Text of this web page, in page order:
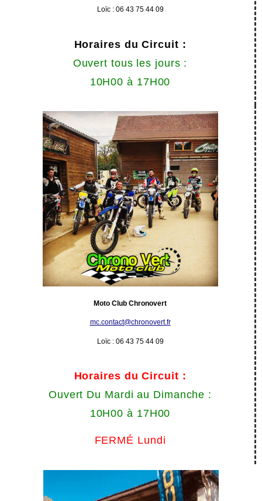
Loïc : 06 43 75 44 09
Horaires du Circuit :
Ouvert tous les jours :
10H00 à 17H00
Moto Club Chronovert
mc.contact@chronovert.fr
Loïc : 06 43 75 44 09
Horaires du Circuit :
Ouvert Du Mardi au Dimanche :
10H00 à 17H00
FERMÉ Lundi